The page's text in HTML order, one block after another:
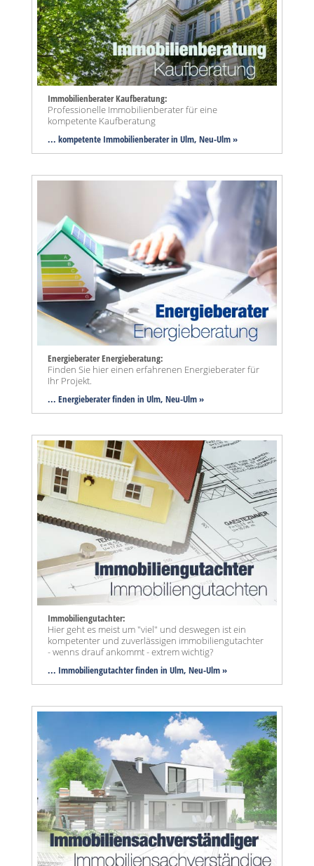
Immobilienberater Kaufberatung:
Professionelle Immobilienberater für eine
kompetente Kaufberatung
... kompetente Immobilienberater in Ulm, Neu-Ulm »
Energieberater Energieberatung:
Finden Sie hier einen erfahrenen Energieberater für
Ihr Projekt.
... Energieberater finden in Ulm, Neu-Ulm »
Immobiliengutachter:
Hier geht es meist um "viel" und deswegen ist ein
kompetenter und zuverlässigen immobiliengutachter
- wenns drauf ankommt - extrem wichtig?
... Immobiliengutachter finden in Ulm, Neu-Ulm »